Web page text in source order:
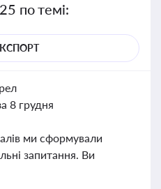
по темі:
8 грудня
ми сформували
запитання. Ви